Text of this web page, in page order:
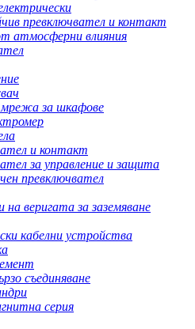
превключвател и контакт
атмосферни влияния
мрежа за шкафове
и контакт
за управление и защита
превключвател
на веригата за заземяване
кабелни устройства
съединяване
серия